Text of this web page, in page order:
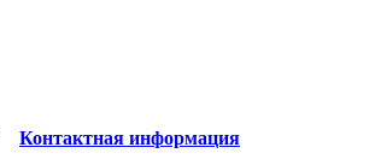
Контактная информация